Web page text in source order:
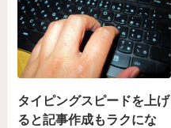
タイピングスピードを上げ
ると記事作成もラクにな